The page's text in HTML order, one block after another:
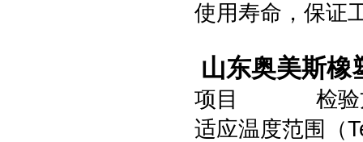
使用寿命，保证
山东奥美斯橡
项目 检
适应温度范